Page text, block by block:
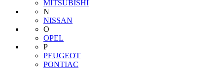
MITSUBISHI
N
NISSAN
O
OPEL
P
PEUGEOT
PONTIAC